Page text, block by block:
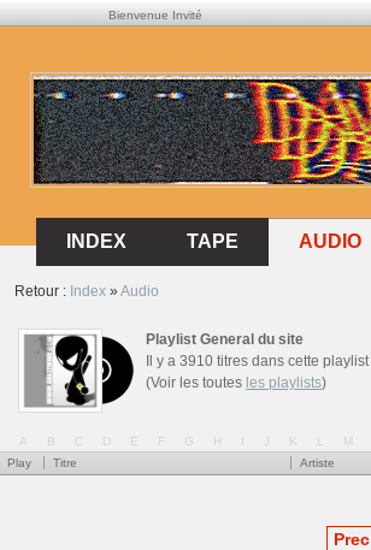
Bienvenue Invité
AUDIO
AUDIO
TAPE
INDEX
INDEX
Retour : Index » Audio
Playlist General du site
Il y a 3910 titres dans cette playlist
(Voir les toutes les playlists)
A B C D E F G H I J K M
Play
Titre Artiste
Prec